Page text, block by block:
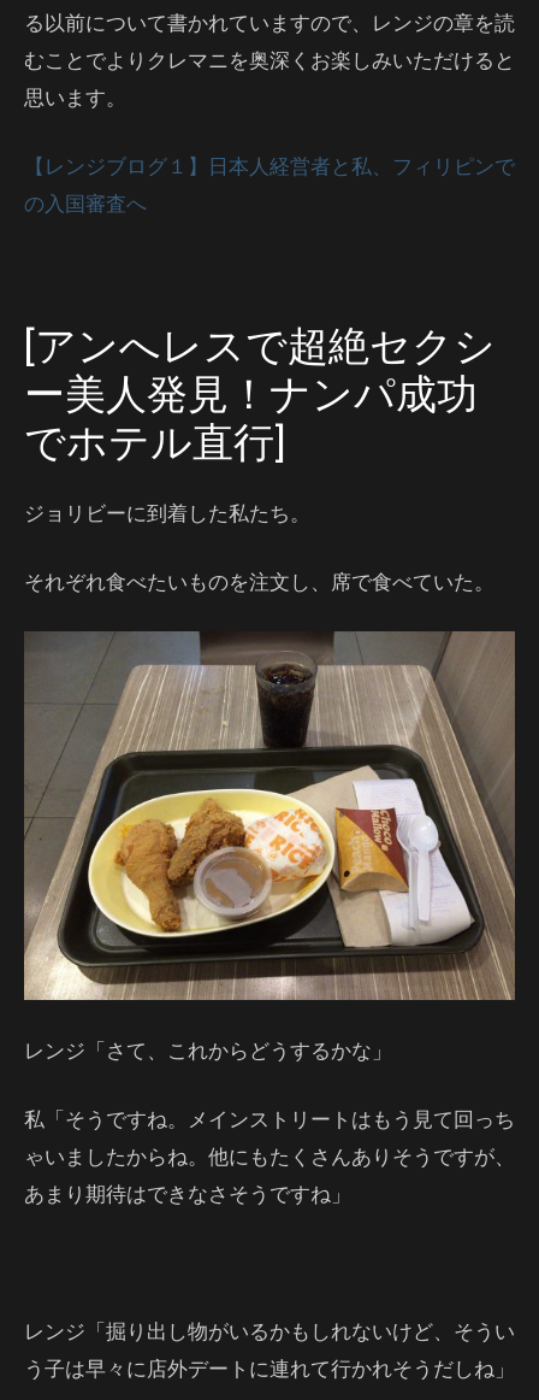
る以前について書かれていますので、レンジの章を読
むことでよりクレマニを奥深くお楽しみいただけると
思います。
【レンジブログ１】日本人経営者と私、フィリピンで
の入国審査へ
[アンへレスで超絶セクシ
ー美人発見！ナンパ成功
でホテル直行]
ジョリビーに到着した私たち。
それぞれ食べたいものを注文し、席で食べていた。
レンジ「さて、これからどうするかな」
私「そうですね。メインストリートはもう見て回っち
ゃいましたからね。他にもたくさんありそうですが、
あまり期待はできなさそうですね」
レンジ「掘り出し物がいるかもしれないけど、そうい
う子は早々に店外デートに連れて行かれそうだしね」